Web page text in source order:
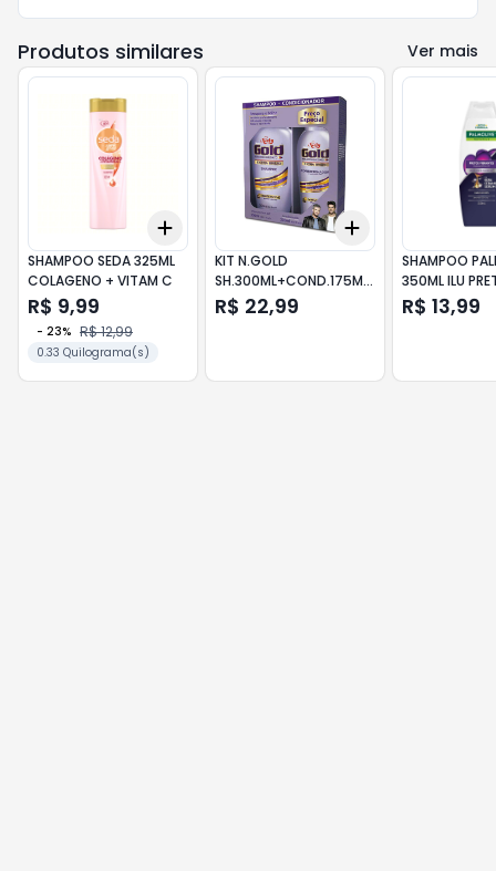
Produtos similares Ver mais
+10
Add
SHAMPOO SEDA 325ML
COLAGENO + VITAM C
R$ 9,99
- 23% R$ 12,99
0.33 Quilograma(s)
10
Add
KIT N.GOLD
SH.300ML+COND.175ML
QUERATINA
R$ 22,99
SHAMPOO
350ML ILU
ESCUR
R$ 13,99